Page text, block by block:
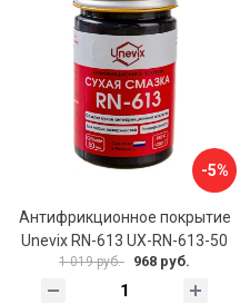
-5%
Антифрикционное покрытие
Unevix RN-613 UX-RN-613-50
1 019 руб. 968 руб.